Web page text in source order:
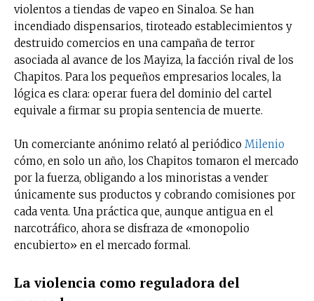
violentos a tiendas de vapeo en Sinaloa. Se han
incendiado dispensarios, tiroteado establecimientos y
destruido comercios en una campaña de terror
asociada al avance de los Mayiza, la facción rival de los
Chapitos. Para los pequeños empresarios locales, la
lógica es clara: operar fuera del dominio del cartel
equivale a firmar su propia sentencia de muerte.
Un comerciante anónimo relató al periódico Milenio
cómo, en solo un año, los Chapitos tomaron el mercado
por la fuerza, obligando a los minoristas a vender
únicamente sus productos y cobrando comisiones por
cada venta. Una práctica que, aunque antigua en el
narcotráfico, ahora se disfraza de «monopolio
encubierto» en el mercado formal.
La violencia como reguladora del